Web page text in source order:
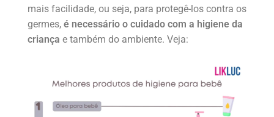
mais facilidade, ou seja, para protegê-los contra os
germes, é necessário o cuidado com a higiene da
criança e também do ambiente. Veja: